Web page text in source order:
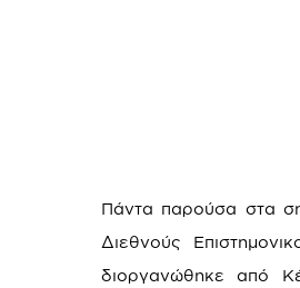
Πάντα παρούσα στα
Διεθνούς
διοργανώθηκε από